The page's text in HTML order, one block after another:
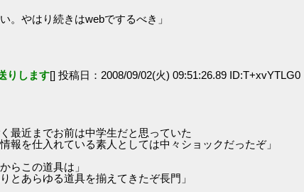
。やはり続きはwebでするべき」
りします[] 投稿日：2008/09/02(火) 09:51:26.89 ID:T+xvYTLG0
最近までお前は中学生だと思っていた
仕入れている素人としては中々ショックだったぞ」
らこの道具は」
とあらゆる道具を揃えてきたぞ長門」